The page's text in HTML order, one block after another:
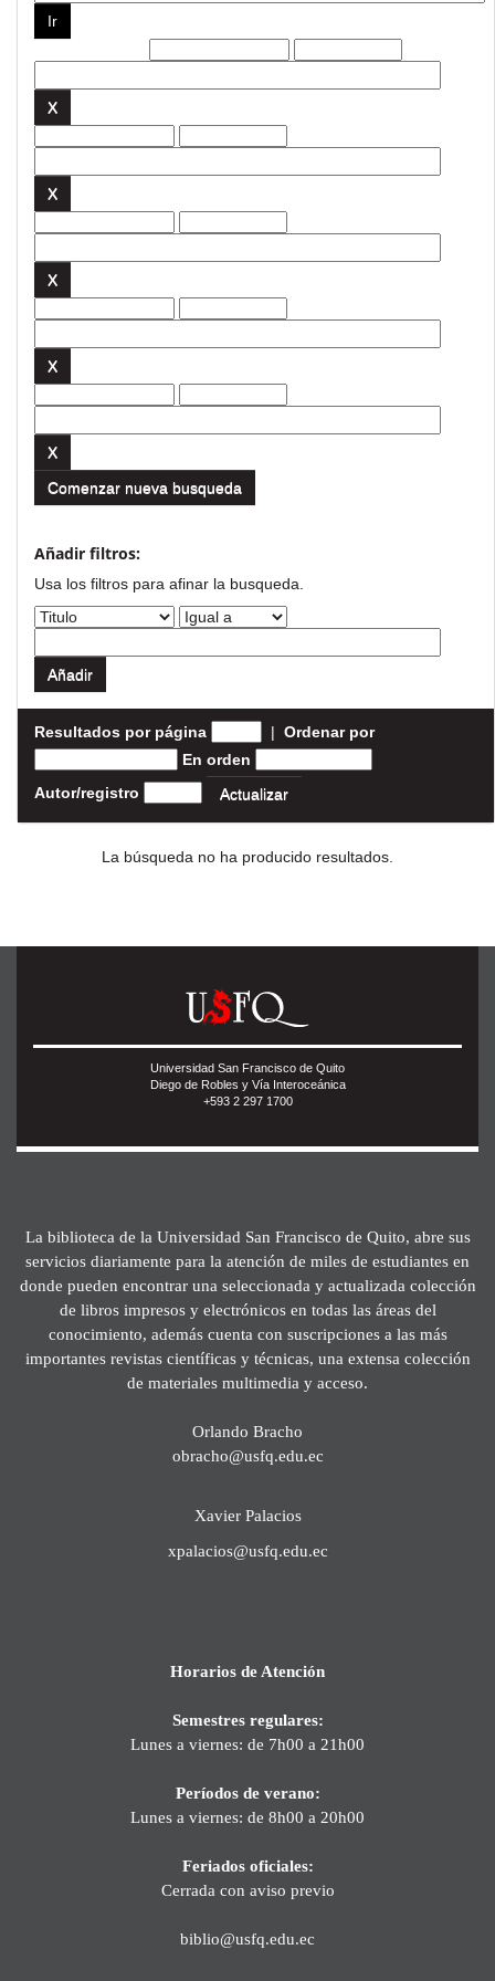
Comenzar nueva busqueda
Añadir filtros:
Usa los filtros para afinar la busqueda.
Resultados por página | Ordenar por
En orden
Autor/registro
La búsqueda no ha producido resultados.
Universidad San Francisco de Quito
Diego de Robles y Vía Interoceánica
+593 2 297 1700
La biblioteca de la Universidad San Francisco de Quito, abre sus
servicios diariamente para la atención de miles de estudiantes en
donde pueden encontrar una seleccionada y actualizada colección
de libros impresos y electrónicos en todas las áreas del
conocimiento, además cuenta con suscripciones a las más
importantes revistas científicas y técnicas, una extensa colección
de materiales multimedia y acceso.
Orlando Bracho
obracho@usfq.edu.ec
Xavier Palacios
xpalacios@usfq.edu.ec
Horarios de Atención
Semestres regulares:
Lunes a viernes: de 7h00 a 21h00
Períodos de verano:
Lunes a viernes: de 8h00 a 20h00
Feriados oficiales:
Cerrada con aviso previo
biblio@usfq.edu.ec